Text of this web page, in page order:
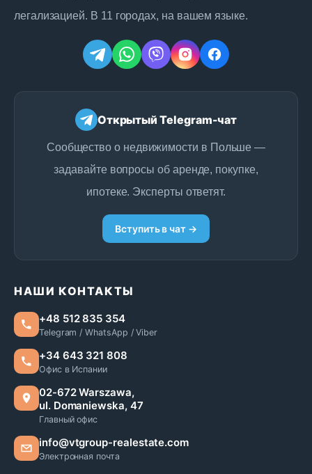
легализацией. В 11 городах, на вашем языке.
Открытый Telegram-чат
Сообщество о недвижимости в Польше —
задавайте вопросы об аренде, покупке,
ипотеке. Эксперты ответят.
Вступить в чат →
НАШИ КОНТАКТЫ
+48 512 835 354
Telegram / WhatsApp / Viber
+34 643 321 808
Офис в Испании
02-672 Warszawa,
ul. Domaniewska, 47
Главный офис
info@vtgroup-realestate.com
Электронная почта